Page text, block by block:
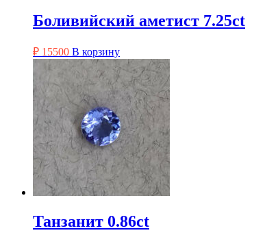
Боливийский аметист 7.25ct
₽ 15500 В корзину
Танзанит 0.86ct